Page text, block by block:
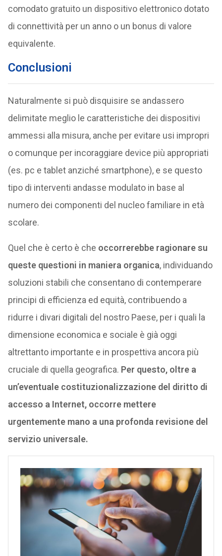
comodato gratuito un dispositivo elettronico dotato
di connettività per un anno o un bonus di valore
equivalente.
Conclusioni
Naturalmente si può disquisire se andassero
delimitate meglio le caratteristiche dei dispositivi
ammessi alla misura, anche per evitare usi impropri
o comunque per incoraggiare device più appropriati
(es. pc e tablet anziché smartphone), e se questo
tipo di interventi andasse modulato in base al
numero dei componenti del nucleo familiare in età
scolare.
Quel che è certo è che occorrerebbe ragionare su
queste questioni in maniera organica, individuando
soluzioni stabili che consentano di contemperare
principi di efficienza ed equità, contribuendo a
ridurre i divari digitali del nostro Paese, per i quali la
dimensione economica e sociale è già oggi
altrettanto importante e in prospettiva ancora più
cruciale di quella geografica. Per questo, oltre a
un’eventuale costituzionalizzazione del diritto di
accesso a Internet, occorre mettere
urgentemente mano a una profonda revisione del
servizio universale.